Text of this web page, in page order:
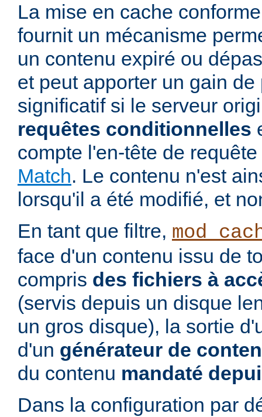
La mise en cache
fournit un mécanisme
un contenu expiré ou
et peut apporter un gain
significatif si le serveur
requêtes conditionnelles
compte l'en-tête de
Match. Le contenu n'est
lorsqu'il a été modifié, et
En tant que filtre,
face d'un contenu issu de
compris des fichiers à
(servis depuis un disque
un gros disque), la sortie
d'un générateur de
du contenu mandaté
Dans la configuration par